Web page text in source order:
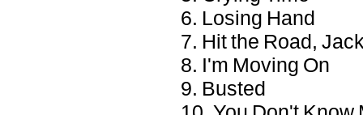
6. Losing Hand
7. Hit the Road,
8. I'm Moving On
9. Busted